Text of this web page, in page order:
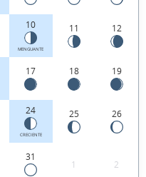
Colombia.
10
MENGUANTE
11 12
17 18 19
24
CRECIENTE
25 26
31
1 2